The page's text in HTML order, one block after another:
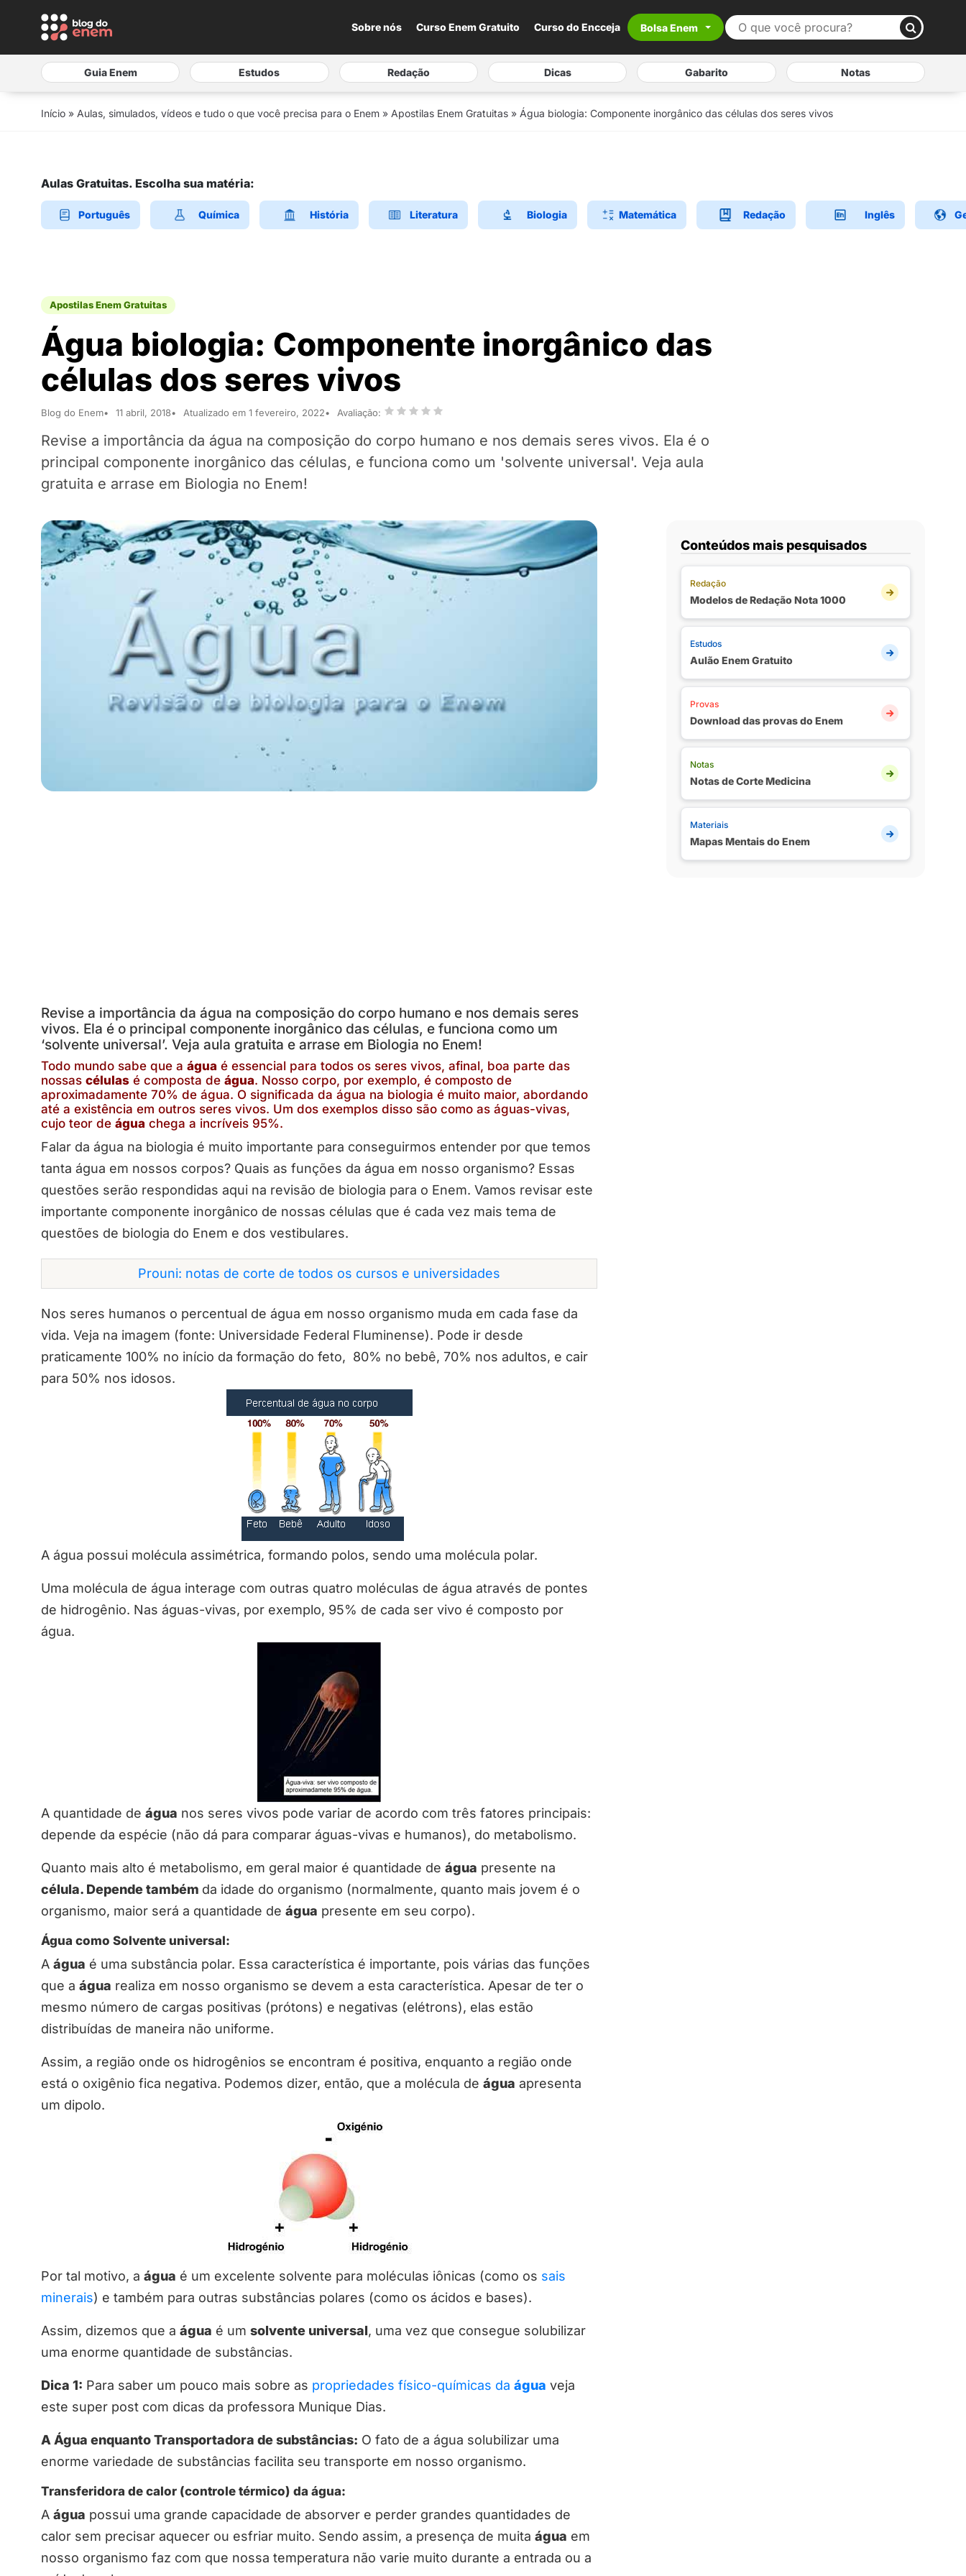
Sobre nós Curso Enem Gratuito Curso do Encceja Bolsa Enem
Guia Enem Estudos Redação Dicas Gabarito Notas
Início » Aulas, simulados, vídeos e tudo o que você precisa para o Enem » Apostilas Enem Gratuitas » Água biologia: Componente inorgânico das células dos seres vivos
Aulas Gratuitas. Escolha sua matéria:
Português Química História Literatura Biologia Matemática Redação Inglês
Apostilas Enem Gratuitas
Água biologia: Componente inorgânico das
células dos seres vivos
Blog do Enem 11 abril, 2018 Atualizado em 1 fevereiro, 2022 Avaliação:
Revise a importância da água na composição do corpo humano e nos demais seres vivos. Ela é o
principal componente inorgânico das células, e funciona como um 'solvente universal'. Veja aula
gratuita e arrase em Biologia no Enem!
Revise a importância da água na composição do corpo humano e nos demais seres
vivos. Ela é o principal componente inorgânico das células, e funciona como um
‘solvente universal’. Veja aula gratuita e arrase em Biologia no Enem!
Todo mundo sabe que a água é essencial para todos os seres vivos, afinal, boa parte das
nossas células é composta de água. Nosso corpo, por exemplo, é composto de
aproximadamente 70% de água. O significada da água na biologia é muito maior, abordando
até a existência em outros seres vivos. Um dos exemplos disso são como as águas-vivas,
cujo teor de água chega a incríveis 95%.
Falar da água na biologia é muito importante para conseguirmos entender por que temos
tanta água em nossos corpos? Quais as funções da água em nosso organismo? Essas
questões serão respondidas aqui na revisão de biologia para o Enem. Vamos revisar este
importante componente inorgânico de nossas células que é cada vez mais tema de
questões de biologia do Enem e dos vestibulares.
Prouni: notas de corte de todos os cursos e universidades
Nos seres humanos o percentual de água em nosso organismo muda em cada fase da
vida. Veja na imagem (fonte: Universidade Federal Fluminense). Pode ir desde
praticamente 100% no início da formação do feto, 80% no bebê, 70% nos adultos, e cair
para 50% nos idosos.
A água possui molécula assimétrica, formando polos, sendo uma molécula polar.
Uma molécula de água interage com outras quatro moléculas de água através de pontes
de hidrogênio. Nas águas-vivas, por exemplo, 95% de cada ser vivo é composto por
água.
A quantidade de água nos seres vivos pode variar de acordo com três fatores principais:
depende da espécie (não dá para comparar águas-vivas e humanos), do metabolismo.
Quanto mais alto é metabolismo, em geral maior é quantidade de água presente na
célula. Depende também da idade do organismo (normalmente, quanto mais jovem é o
organismo, maior será a quantidade de água presente em seu corpo).
Água como Solvente universal:
A água é uma substância polar. Essa característica é importante, pois várias das funções
que a água realiza em nosso organismo se devem a esta característica. Apesar de ter o
mesmo número de cargas positivas (prótons) e negativas (elétrons), elas estão
distribuídas de maneira não uniforme.
Assim, a região onde os hidrogênios se encontram é positiva, enquanto a região onde
está o oxigênio fica negativa. Podemos dizer, então, que a molécula de água apresenta
um dipolo.
Por tal motivo, a água é um excelente solvente para moléculas iônicas (como os sais
minerais) e também para outras substâncias polares (como os ácidos e bases).
Assim, dizemos que a água é um solvente universal, uma vez que consegue solubilizar
uma enorme quantidade de substâncias.
Dica 1: Para saber um pouco mais sobre as propriedades físico-químicas da água veja
este super post com dicas da professora Munique Dias.
A Água enquanto Transportadora de substâncias: O fato de a água solubilizar uma
enorme variedade de substâncias facilita seu transporte em nosso organismo.
Transferidora de calor (controle térmico) da água:
A água possui uma grande capacidade de absorver e perder grandes quantidades de
calor sem precisar aquecer ou esfriar muito. Sendo assim, a presença de muita água em
nosso organismo faz com que nossa temperatura não varie muito durante a entrada ou a
Conteúdos mais pesquisados
Redação
Modelos de Redação Nota 1000
Estudos
Aulão Enem Gratuito
Provas
Download das provas do Enem
Notas
Notas de Corte Medicina
Materiais
Mapas Mentais do Enem